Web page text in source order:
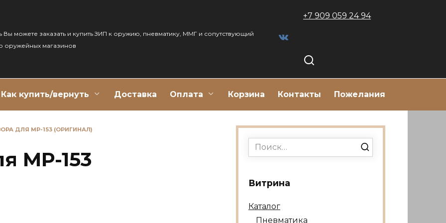
Вы можете заказать и купить ЗИП к оружию, пневматику, ММГ и сопутствующий
оружейных магазинов
+7 909 059 24 94
Как купить/вернуть Доставка Оплата Корзина Контакты Пожелания
ДЛЯ МР-153 (ОРИГИНАЛ)
МР-153
Search
for:
Витрина
Каталог
Пневматика